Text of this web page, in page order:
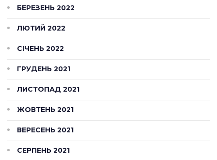
БЕРЕЗЕНЬ 2022
ЛЮТИЙ 2022
СІЧЕНЬ 2022
ГРУДЕНЬ 2021
ЛИСТОПАД 2021
ЖОВТЕНЬ 2021
ВЕРЕСЕНЬ 2021
СЕРПЕНЬ 2021